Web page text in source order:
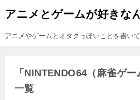
アニメとゲームが好きな
アニメやゲームとオタクっぽいことを書い
「NINTENDO64（麻雀ゲ
一覧